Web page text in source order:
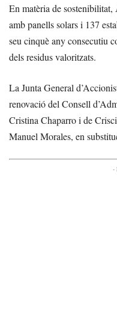
En matèria de
amb panells solars i 137
seu cinquè any consecutiu
dels residus valoritzats.
La Junta General
renovació del Consell
Cristina Chaparro i de
Manuel Morales, en
-